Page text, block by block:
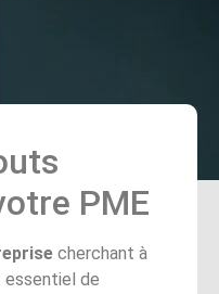
PME
cherchant à
essentiel de